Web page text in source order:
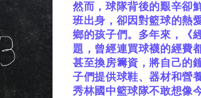
然而，球隊背後的艱辛卻
班出身，卻因對籃球的熱
鄉的孩子們。多年來，《
題，曾經連買球襪的經費
甚至換房籌資，將自己的
子們提供球鞋、器材和營養
秀林國中籃球隊不敢想像